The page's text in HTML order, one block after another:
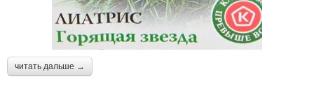
читать дальше →